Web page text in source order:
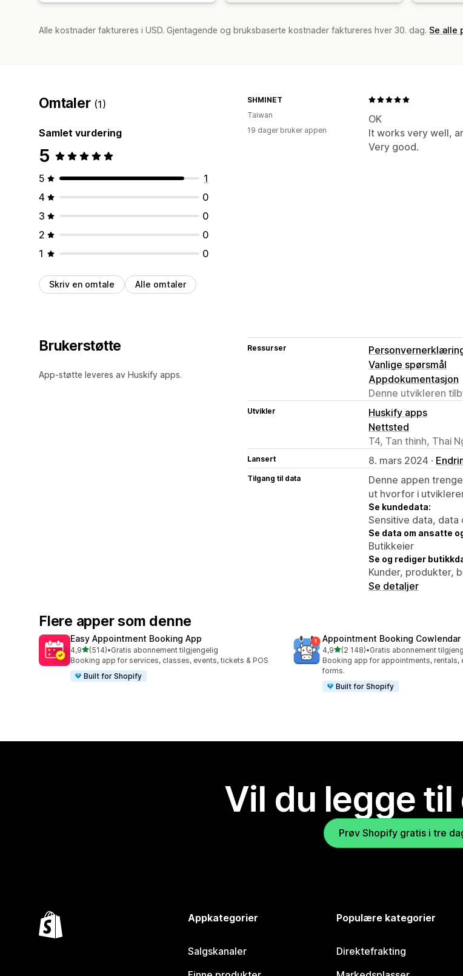
Alle kostnader faktureres i USD. Gjentagende og bruksbaserte kostnader faktureres hver 30. dag. Se alle
Omtaler (1)
Samlet vurdering
5
5
1
4
0
3
0
2
0
1
0
Skriv en omtale Alle omtaler
OK
It works very well,
Very good.
SHMINET
Taiwan
19 dager bruker appen
Brukerstøtte
App-støtte leveres av Huskify apps.
Ressurser
Vanlige spørsmål
Appdokumentasjon
Denne utvikleren
Utvikler
Huskify apps
Nettsted
T4, Tan thinh, Thai
Lansert 8. mars 2024 ·
Tilgang til data
Denne appen
ut hvorfor i
Se kundedata:
Sensitive data,
Se data om ansatte
Butikkeier
Se og rediger
Kunder, produkter,
Se detaljer
Flere apper som denne
Easy Appointment Booking App
4,9av 5 stjerner
(514)
Totalt 514 omtaler
•Gratis abonnement tilgjengelig
Booking app for services, classes, events, tickets & POS
Built for Shopify
Appointment Booking Cowlendar
4,9av 5 stjerner
(2 148)
Totalt 2148 omtaler
•Gratis abonnement
Booking app for appointments, rentals,
forms.
Built for Shopify
Vil du legge til
Prøv Shopify gratis i tre
Appkategorier
Salgskanaler
Populære kategorier
Direktefrakting